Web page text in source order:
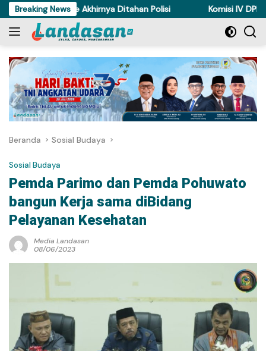
Langsung
ke
konten
Breaking News
di Torue Akhirnya Ditahan Polisi Komisi IV DPRD
Beranda Sosial Budaya
Sosial Budaya
Pemda Parimo dan Pemda Pohuwato
bangun Kerja sama diBidang
Pelayanan Kesehatan
Media Landasan
08/06/2023